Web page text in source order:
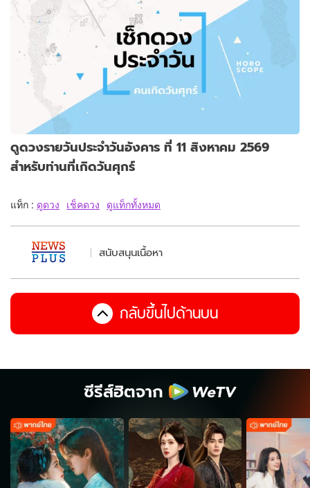
ดูดวงรายวันประจำวันอังคาร ที่ 11 สิงหาคม 2569
สำหรับท่านที่เกิดวันศุกร์
แท็ก : ดูดวง เช็คดวง ดูแท็กทั้งหมด
สนับสนุนเนื้อหา
กลับขึ้นไปด้านบน
ซีรีส์ฮิตจาก